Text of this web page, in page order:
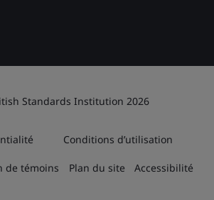
Standards Institution 2026
Conditions d’utilisation
de témoins Plan du site Accessibilité